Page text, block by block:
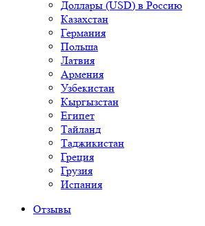
Доллары (USD) в Россию
Казахстан
Германия
Польша
Латвия
Армения
Узбекистан
Кыргызстан
Египет
Тайланд
Таджикистан
Греция
Грузия
Испания
Отзывы